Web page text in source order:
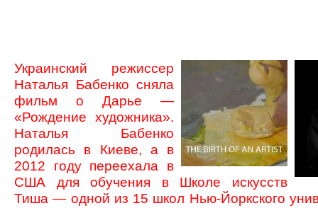
Украинский режиссер
Наталья Бабенко сняла
фильм о Дарье —
«Рождение художника».
Наталья Бабенко
родилась в Киеве, а в
2012 году переехала в
США для обучения в Школе искусств
Тиша — одной из 15 школ Нью-Йоркского